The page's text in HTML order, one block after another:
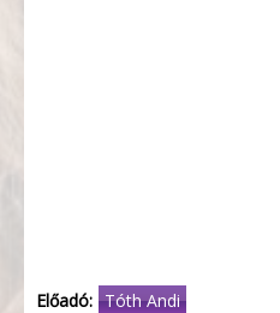
Előadó: Tóth Andi